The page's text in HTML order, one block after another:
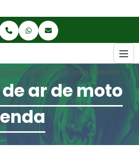
de ar de moto para revenda
ar de moto